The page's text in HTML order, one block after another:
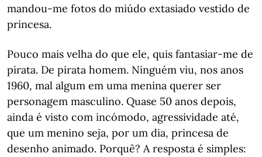
mandou-me fotos do miúdo extasiado vestido de
princesa.
Pouco mais velha do que ele, quis fantasiar-me de
pirata. De pirata homem. Ninguém viu, nos anos
1960, mal algum em uma menina querer ser
personagem masculino. Quase 50 anos depois,
ainda é visto com incómodo, agressividade até,
que um menino seja, por um dia, princesa de
desenho animado. Porquê? A resposta é simples: